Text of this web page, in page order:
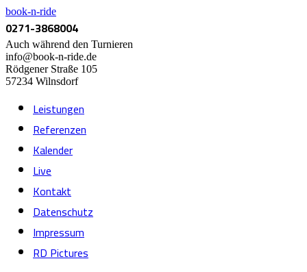
book-n-ride
0271-3868004
Auch während den Turnieren
info@book-n-ride.de
Rödgener Straße 105
57234 Wilnsdorf
Leistungen
Referenzen
Kalender
Live
Kontakt
Datenschutz
Impressum
RD Pictures